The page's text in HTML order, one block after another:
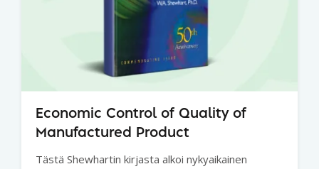
Economic Control of Quality of
Manufactured Product
Tästä Shewhartin kirjasta alkoi nykyaikainen